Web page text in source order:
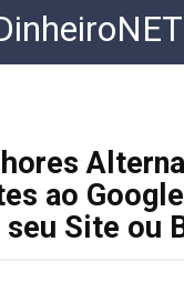
ao
seu Site ou